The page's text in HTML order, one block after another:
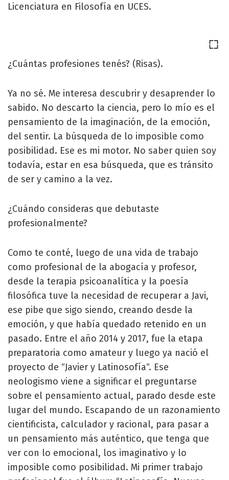
Licenciatura en Filosofía en UCES.
¿Cuántas profesiones tenés? (Risas).
Ya no sé. Me interesa descubrir y desaprender lo
sabido. No descarto la ciencia, pero lo mío es el
pensamiento de la imaginación, de la emoción,
del sentir. La búsqueda de lo imposible como
posibilidad. Ese es mi motor. No saber quien soy
todavía, estar en esa búsqueda, que es tránsito
de ser y camino a la vez.
¿Cuándo consideras que debutaste
profesionalmente?
Como te conté, luego de una vida de trabajo
como profesional de la abogacía y profesor,
desde la terapia psicoanalítica y la poesía
filosófica tuve la necesidad de recuperar a Javi,
ese pibe que sigo siendo, creando desde la
emoción, y que había quedado retenido en un
pasado. Entre el año 2014 y 2017, fue la etapa
preparatoria como amateur y luego ya nació el
proyecto de “Javier y Latinosofía“. Ese
neologismo viene a significar el preguntarse
sobre el pensamiento actual, parado desde este
lugar del mundo. Escapando de un razonamiento
cientificista, calculador y racional, para pasar a
un pensamiento más auténtico, que tenga que
ver con lo emocional, los imaginativo y lo
imposible como posibilidad. Mi primer trabajo